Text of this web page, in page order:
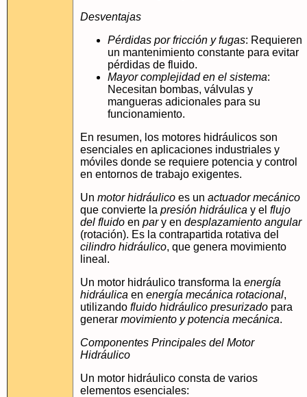
Desventajas
Pérdidas por fricción y fugas: Requieren
un mantenimiento constante para evitar
pérdidas de fluido.
Mayor complejidad en el sistema:
Necesitan bombas, válvulas y
mangueras adicionales para su
funcionamiento.
En resumen, los motores hidráulicos son
esenciales en aplicaciones industriales y
móviles donde se requiere potencia y control
en entornos de trabajo exigentes.
Un motor hidráulico es un actuador mecánico
que convierte la presión hidráulica y el flujo
del fluido en pary en desplazamiento angular
(rotación). Es la contrapartida rotativa del
cilindro hidráulico, que genera movimiento
lineal.
Un motor hidráulico transforma la energía
hidráulica en energía mecánica rotacional,
utilizando fluido hidráulico presurizado para
generar movimiento y potencia mecánica.
Componentes Principales del Motor
Hidráulico
Un motor hidráulico consta de varios
elementos esenciales: